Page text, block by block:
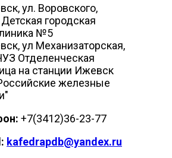
ул. Воровского,
городская
№5
ул Механизаторская,
Отделенческая
на станции Ижевск
железные
+7(3412)36-23-77
kafedrapdb@yandex.ru